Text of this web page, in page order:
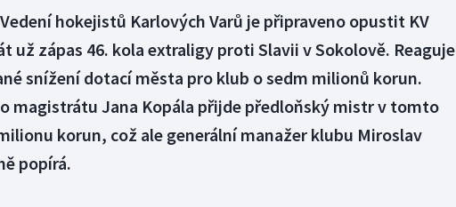
hokejistů Karlových Varů je připraveno opustit KV
už zápas 46. kola extraligy proti Slavii v Sokolově. Reaguje
snížení dotací města pro klub o sedm milionů korun.
magistrátu Jana Kopála přijde předloňský mistr v tomto
korun, což ale generální manažer klubu Miroslav
popírá.